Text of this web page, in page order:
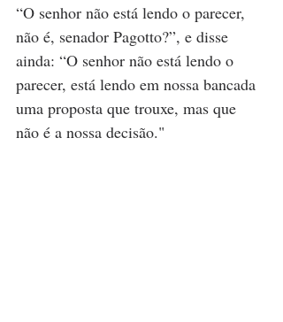
“O senhor não está lendo o parecer,
não é, senador Pagotto?”, e disse
ainda: “O senhor não está lendo o
parecer, está lendo em nossa bancada
uma proposta que trouxe, mas que
não é a nossa decisão."